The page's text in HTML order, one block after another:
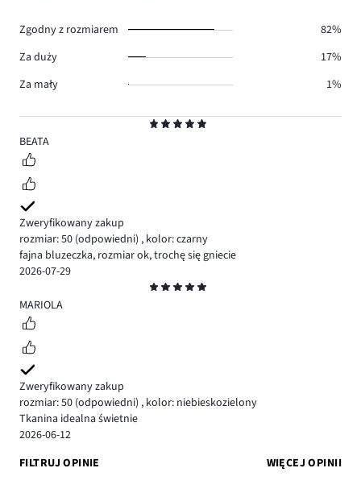
5
BEATA
Zweryfikowany zakup
rozmiar: 50 (odpowiedni) , kolor: czarny
fajna bluzeczka, rozmiar ok, trochę się gniecie
2026-07-29
5
MARIOLA
Zweryfikowany zakup
rozmiar: 50 (odpowiedni) , kolor: niebieskozielony
Tkanina idealna świetnie
2026-06-12
FILTRUJ OPINIE
WIĘCEJ OPINII
Zgodny z rozmiarem
82%
Za duży
17%
Za mały
1%